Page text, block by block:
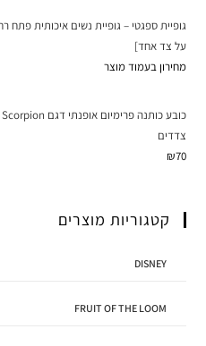
על צד אחד]
מחירון בעמוד מוצר
צדדים
₪70
קטגוריות מוצרים
DISNEY
FRUIT OF THE LOOM